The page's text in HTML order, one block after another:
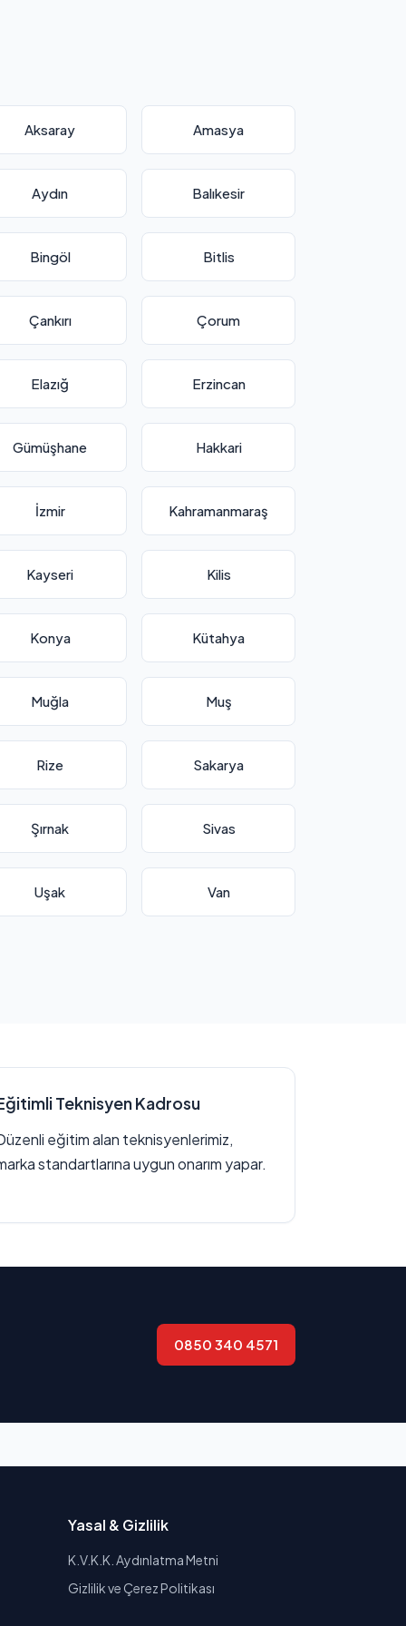
Aksaray Amasya
Aydın Balıkesir
Bingöl Bitlis
Çankırı Çorum
Elazığ Erzincan
Gümüşhane Hakkari
İzmir Kahramanmaraş
Kayseri Kilis
Konya Kütahya
Muğla Muş
Rize Sakarya
Şırnak Sivas
Uşak Van
Teknisyen Kadrosu
eğitim alan teknisyenlerimiz,
standartlarına uygun onarım yapar.
0850 340 4571
Yasal & Gizlilik
K.V.K.K. Aydınlatma Metni
Gizlilik ve Çerez Politikası